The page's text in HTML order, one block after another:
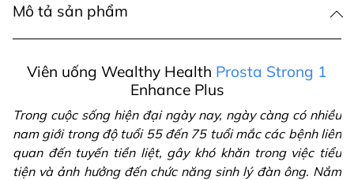
Mô tả sản phẩm
Viên uống Wealthy Health Prosta Strong 1
Enhance Plus
Trong cuộc sống hiện đại ngày nay, ngày càng có nhiều
nam giới trong độ tuổi 55 đến 75 tuổi mắc các bệnh liên
quan đến tuyến tiền liệt, gây khó khăn trong việc tiểu
tiện và ảnh hưởng đến chức năng sinh lý đàn ông. Nắm